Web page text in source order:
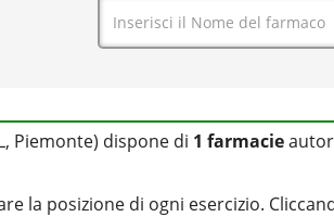
Piemonte) dispone di 1 farmacie
la posizione di ogni esercizio.